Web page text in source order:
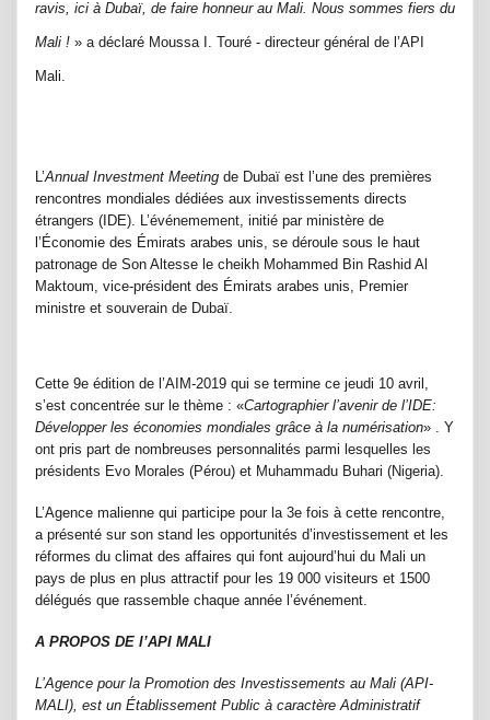
ravis, ici à Dubaï, de faire honneur au Mali. Nous sommes fiers du
Mali ! » a déclaré Moussa I. Touré - directeur général de l’API
Mali.
L’Annual Investment Meeting de Dubaï est l’une des premières
rencontres mondiales dédiées aux investissements directs
étrangers (IDE). L’événemement, initié par ministère de
l’Économie des Émirats arabes unis, se déroule sous le haut
patronage de Son Altesse le cheikh Mohammed Bin Rashid Al
Maktoum, vice-président des Émirats arabes unis, Premier
ministre et souverain de Dubaï.
Cette 9e édition de l’AIM-2019 qui se termine ce jeudi 10 avril,
s’est concentrée sur le thème : «Cartographier l’avenir de l’IDE:
Développer les économies mondiales grâce à la numérisation» . Y
ont pris part de nombreuses personnalités parmi lesquelles les
présidents Evo Morales (Pérou) et Muhammadu Buhari (Nigeria).
L’Agence malienne qui participe pour la 3e fois à cette rencontre,
a présenté sur son stand les opportunités d’investissement et les
réformes du climat des affaires qui font aujourd’hui du Mali un
pays de plus en plus attractif pour les 19 000 visiteurs et 1500
délégués que rassemble chaque année l’événement.
A PROPOS DE l’API MALI
L’Agence pour la Promotion des Investissements au Mali (API-
MALI), est un Établissement Public à caractère Administratif